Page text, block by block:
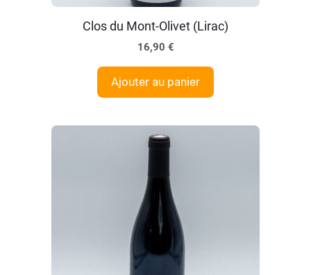
Clos du Mont-Olivet (Lirac)
16,90 €
Ajouter au panier